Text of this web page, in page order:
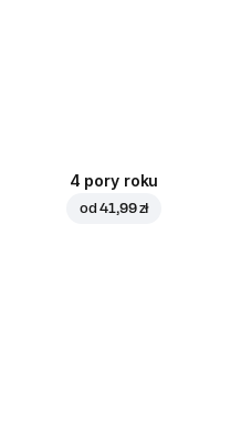
4 pory roku
od41,99 zł